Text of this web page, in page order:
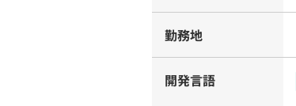
勤務地
開発言語